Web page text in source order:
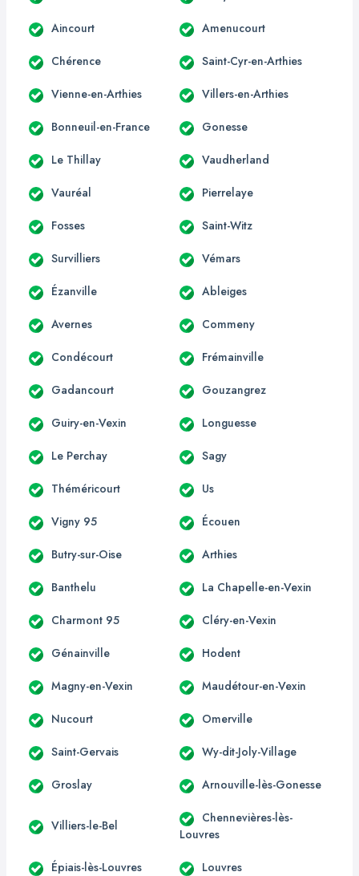
Aincourt Amenucourt
Chérence Saint-Cyr-en-Arthies
Vienne-en-Arthies Villers-en-Arthies
Bonneuil-en-France Gonesse
Le Thillay Vaudherland
Vauréal Pierrelaye
Fosses Saint-Witz
Survilliers Vémars
Ézanville Ableiges
Avernes Commeny
Condécourt Frémainville
Gadancourt Gouzangrez
Guiry-en-Vexin Longuesse
Le Perchay Sagy
Théméricourt Us
Vigny 95 Écouen
Butry-sur-Oise Arthies
Banthelu La Chapelle-en-Vexin
Charmont 95 Cléry-en-Vexin
Génainville Hodent
Magny-en-Vexin Maudétour-en-Vexin
Nucourt Omerville
Saint-Gervais Wy-dit-Joly-Village
Groslay Arnouville-lès-Gonesse
Villiers-le-Bel
Chennevières-lès-
Louvres
Épiais-lès-Louvres Louvres